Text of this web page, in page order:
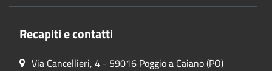
Recapiti e contatti
Via Cancellieri, 4 - 59016 Poggio a Caiano (PO)